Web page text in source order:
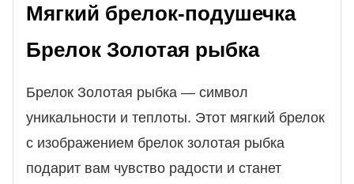
Мягкий брелок-подушечка
Брелок Золотая рыбка
Брелок Золотая рыбка — символ
уникальности и теплоты. Этот мягкий брелок
с изображением брелок золотая рыбка
подарит вам чувство радости и станет